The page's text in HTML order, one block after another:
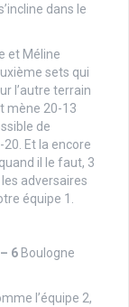
dans le
et Méline
sets qui
l’autre terrain
mène 20-13
de
Et la encore
il le faut, 3
adversaires
équipe 1.
6 Boulogne
l’équipe 2,